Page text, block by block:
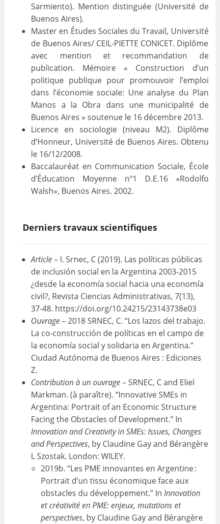
Sarmiento). Mention distinguée (Université de
Buenos Aires).
Master en Études Sociales du Travail, Université
de Buenos Aires/ CEIL-PIETTE CONICET. Diplôme
avec mention et recommandation de
publication. Mémoire « Construction d’un
politique publique pour promouvoir l’emploi
dans l’économie sociale: Une analyse du Plan
Manos a la Obra dans une municipalité de
Buenos Aires » soutenue le 16 décembre 2013.
Licence en sociologie (niveau M2). Diplôme
d’Honneur, Université de Buenos Aires. Obtenu
le 16/12/2008.
Baccalauréat en Communication Sociale, École
d’Éducation Moyenne nº1 D.E.16 «Rodolfo
Walsh», Buenos Aires. 2002.
Derniers travaux scientifiques
Article– I. Srnec, C (2019). Las políticas públicas
de inclusión social en la Argentina 2003-2015
¿desde la economía social hacia una economía
civil?, Revista Ciencias Administrativas, 7(13),
37‑48. https://doi.org/10.24215/23143738e03
Ouvrage– 2018 SRNEC, C. “Los lazos del trabajo.
La co-construcción de políticas en el campo de
la economía social y solidaria en Argentina.”
Ciudad Autónoma de Buenos Aires : Ediciones
Z.
Contribution à un ouvrage– SRNEC, C and Eliel
Markman. (à paraître). “Innovative SMEs in
Argentina: Portrait of an Economic Structure
Facing the Obstacles of Development.” In
Innovation and Creativity in SMEs: Issues, Changes
and Perspectives, by Claudine Gay and Bérangère
L Szostak. London: WILEY.
2019b. “Les PME innovantes en Argentine :
Portrait d’un tissu économique face aux
obstacles du développement.” InInnovation
et créativité en PME: enjeux, mutations et
perspectives, by Claudine Gay and Bérangère